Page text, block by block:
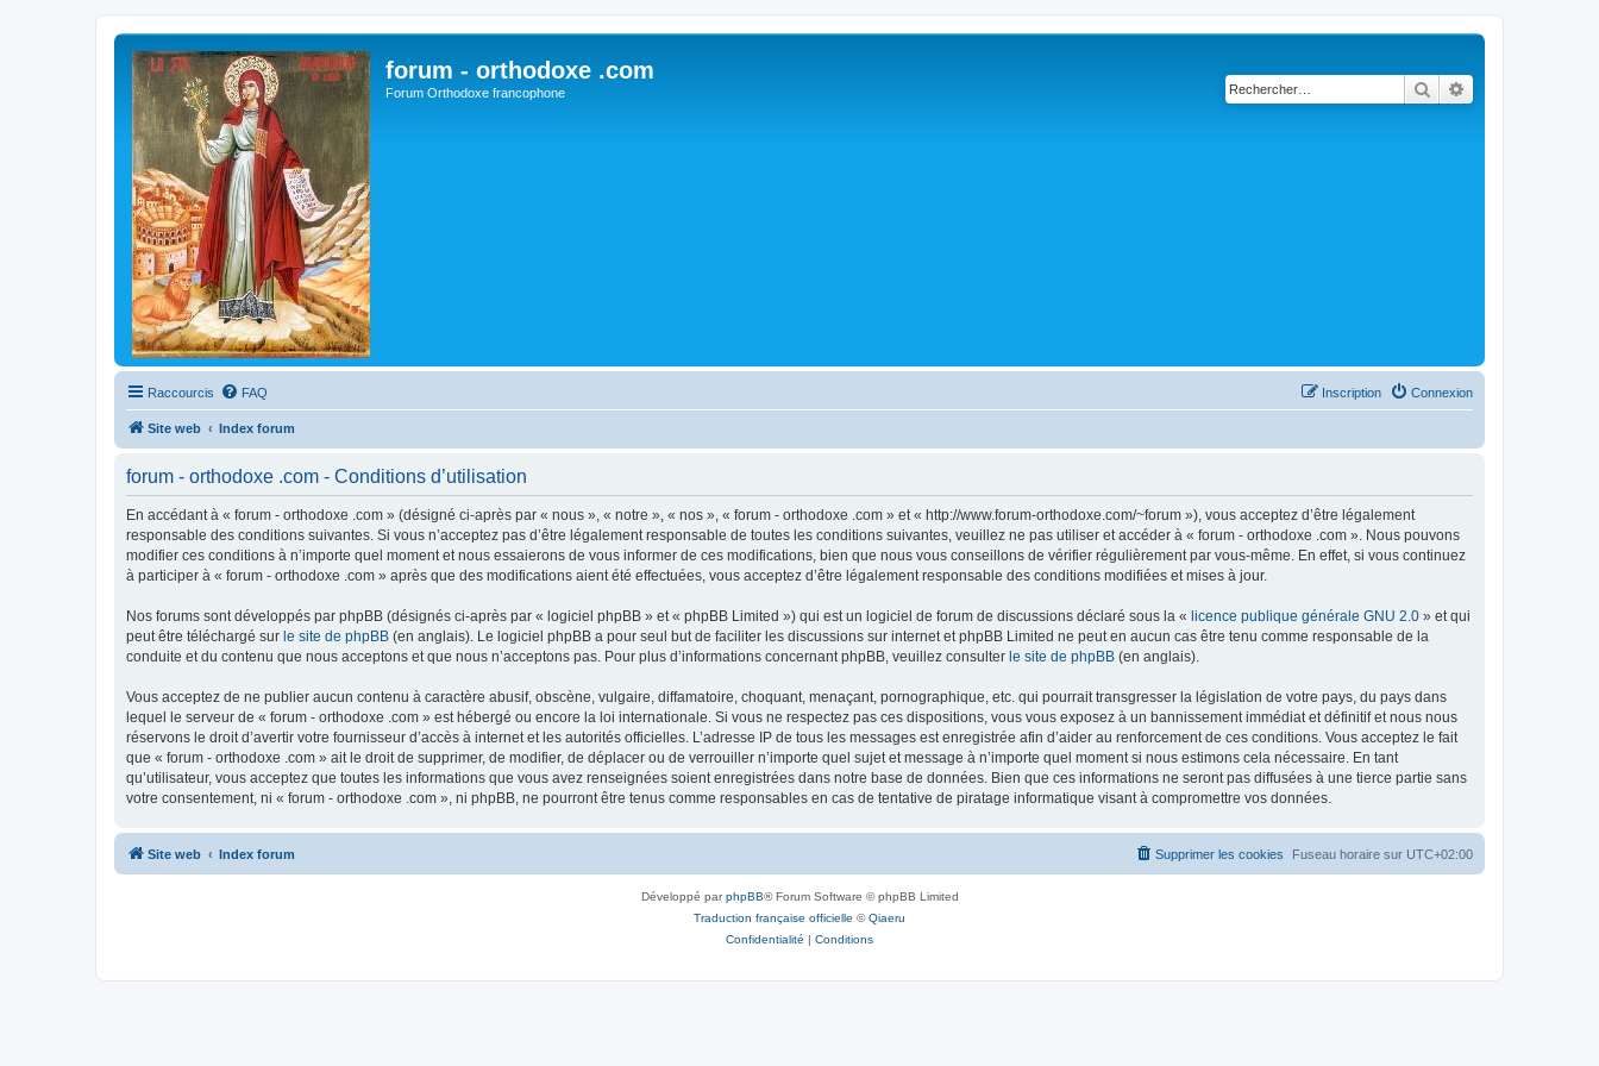
forum - orthodoxe .com
Forum Orthodoxe francophone Rechercher
Raccourcis FAQ Connexion
Inscription
Site web Index forum
forum - orthodoxe .com - Conditions d’utilisation
En accédant à « forum - orthodoxe .com » (désigné ci-après par « nous », « notre », « nos », « forum - orthodoxe .com » et « http://www.forum-orthodoxe.com/~forum »), vous acceptez d’être légalement
responsable des conditions suivantes. Si vous n’acceptez pas d’être légalement responsable de toutes les conditions suivantes, veuillez ne pas utiliser et accéder à « forum - orthodoxe .com ». Nous pouvons
modifier ces conditions à n’importe quel moment et nous essaierons de vous informer de ces modifications, bien que nous vous conseillons de vérifier régulièrement par vous-même. En effet, si vous continuez
à participer à « forum - orthodoxe .com » après que des modifications aient été effectuées, vous acceptez d’être légalement responsable des conditions modifiées et mises à jour.
Nos forums sont développés par phpBB (désignés ci-après par « logiciel phpBB » et « phpBB Limited ») qui est un logiciel de forum de discussions déclaré sous la « licence publique générale GNU 2.0 » et qui
peut être téléchargé sur le site de phpBB (en anglais). Le logiciel phpBB a pour seul but de faciliter les discussions sur internet et phpBB Limited ne peut en aucun cas être tenu comme responsable de la
conduite et du contenu que nous acceptons et que nous n’acceptons pas. Pour plus d’informations concernant phpBB, veuillez consulter le site de phpBB (en anglais).
Vous acceptez de ne publier aucun contenu à caractère abusif, obscène, vulgaire, diffamatoire, choquant, menaçant, pornographique, etc. qui pourrait transgresser la législation de votre pays, du pays dans
lequel le serveur de « forum - orthodoxe .com » est hébergé ou encore la loi internationale. Si vous ne respectez pas ces dispositions, vous vous exposez à un bannissement immédiat et définitif et nous nous
réservons le droit d’avertir votre fournisseur d’accès à internet et les autorités officielles. L’adresse IP de tous les messages est enregistrée afin d’aider au renforcement de ces conditions. Vous acceptez le fait
que « forum - orthodoxe .com » ait le droit de supprimer, de modifier, de déplacer ou de verrouiller n’importe quel sujet et message à n’importe quel moment si nous estimons cela nécessaire. En tant
qu’utilisateur, vous acceptez que toutes les informations que vous avez renseignées soient enregistrées dans notre base de données. Bien que ces informations ne seront pas diffusées à une tierce partie sans
votre consentement, ni « forum - orthodoxe .com », ni phpBB, ne pourront être tenus comme responsables en cas de tentative de piratage informatique visant à compromettre vos données.
Site web Index forum Fuseau horaire sur UTC+02:00
Supprimer les cookies
Développé parphpBB® Forum Software © phpBB Limited
Traduction française officielle ©Qiaeru
Confidentialité | Conditions